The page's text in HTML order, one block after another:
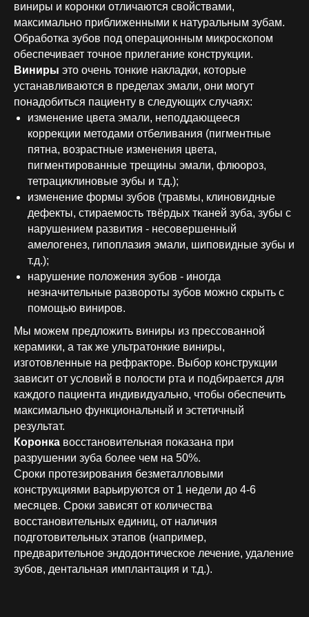
виниры и коронки отличаются свойствами,
максимально приближенными к натуральным зубам.
Обработка зубов под операционным микроскопом
обеспечивает точное прилегание конструкции.
Виниры это очень тонкие накладки, которые
устанавливаются в пределах эмали, они могут
понадобиться пациенту в следующих случаях:
изменение цвета эмали, неподдающееся
коррекции методами отбеливания (пигментные
пятна, возрастные изменения цвета,
пигментированные трещины эмали, флюороз,
тетрациклиновые зубы и т.д.);
изменение формы зубов (травмы, клиновидные
дефекты, стираемость твёрдых тканей зуба, зубы с
нарушением развития - несовершенный
амелогенез, гипоплазия эмали, шиповидные зубы и
т.д.);
нарушение положения зубов - иногда
незначительные развороты зубов можно скрыть с
помощью виниров.
Мы можем предложить виниры из прессованной
керамики, а так же ультратонкие виниры,
изготовленные на рефракторе. Выбор конструкции
зависит от условий в полости рта и подбирается для
каждого пациента индивидуально, чтобы обеспечить
максимально функциональный и эстетичный
результат.
Коронка восстановительная показана при
разрушении зуба более чем на 50%.
Сроки протезирования безметалловыми
конструкциями варьируются от 1 недели до 4-6
месяцев. Сроки зависят от количества
восстановительных единиц, от наличия
подготовительных этапов (например,
предварительное эндодонтическое лечение, удаление
зубов, дентальная имплантация и т.д.).